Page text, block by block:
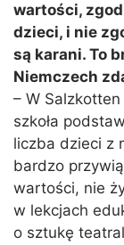
wartości,
dzieci, i nie
są karani. To
Niemczech
– W
szkoła
liczba dzieci z
bardzo
wartości, nie
w lekcjach
o sztukę